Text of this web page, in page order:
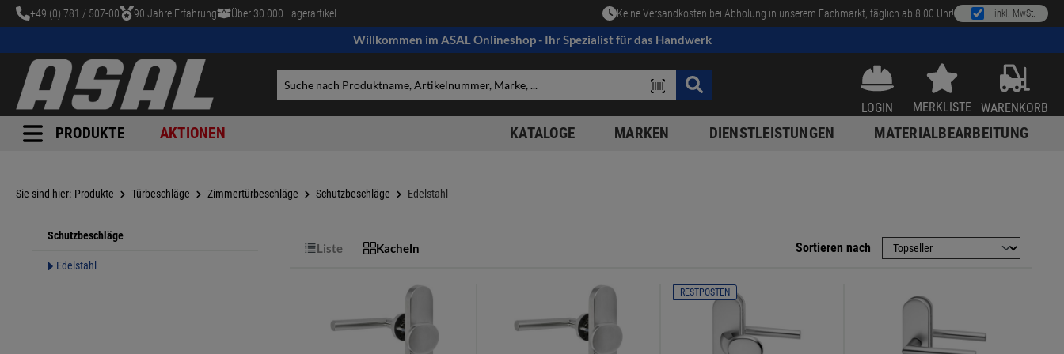
springen
+49 (0) 781 / 507-00 90 Jahre Erfahrung Über 30.000 Lagerartikel Keine Versandkosten bei Abholung in unserem Fachmarkt, täglich ab 8:00 Uhr! inkl. MwSt.
Willkommen im ASAL Onlineshop - Ihr Spezialist für das Handwerk
LOGIN MERKLISTE WARENKORB
PRODUKTE AKTIONEN KATALOGE MARKEN DIENSTLEISTUNGEN MATERIALBEARBEITUNG
Sie sind hier: Produkte Türbeschläge Zimmertürbeschläge Schutzbeschläge Edelstahl
Schutzbeschläge
Edelstahl
Liste Kacheln Sortieren nach
RESTPOSTEN